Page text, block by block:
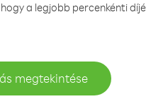
a legjobb percenkénti
megtekintése